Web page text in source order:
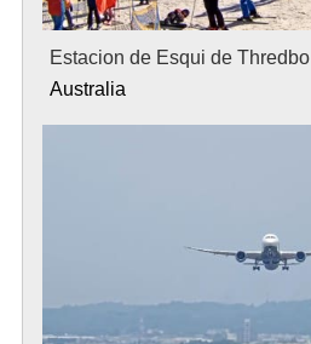
Estacion de Esqui de Thredbo
Australia